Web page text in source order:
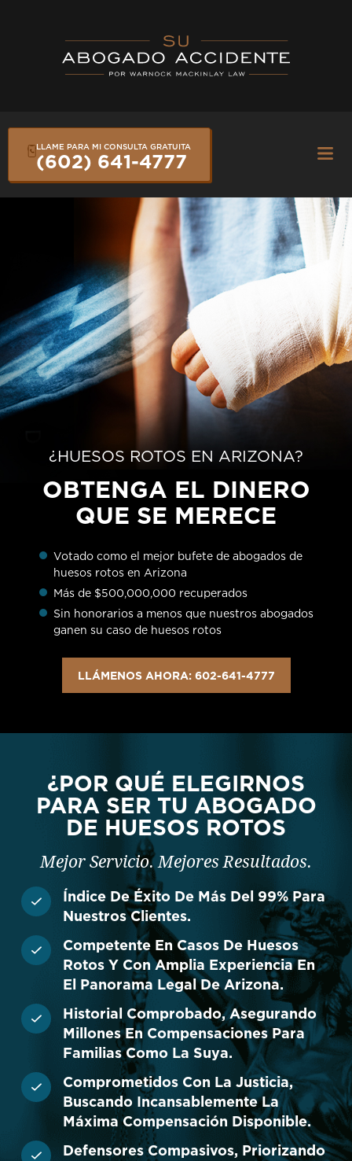
LLAME PARA MI CONSULTA GRATUITA
(602) 641-4777
¿HUESOS ROTOS EN ARIZONA?
OBTENGA EL DINERO
QUE SE MERECE
Votado como el mejor bufete de abogados de
huesos rotos en Arizona
Más de $500,000,000 recuperados
Sin honorarios a menos que nuestros abogados
ganen su caso de huesos rotos
LLÁMENOS AHORA: 602-641-4777
¿POR QUÉ ELEGIRNOS
PARA SER TU ABOGADO
DE HUESOS ROTOS
Mejor Servicio. Mejores Resultados.
Índice De Éxito De Más Del 99% Para
Nuestros Clientes.
Competente En Casos De Huesos
Rotos Y Con Amplia Experiencia En
El Panorama Legal De Arizona.
Historial Comprobado, Asegurando
Millones En Compensaciones Para
Familias Como La Suya.
Comprometidos Con La Justicia,
Buscando Incansablemente La
Máxima Compensación Disponible.
Defensores Compasivos, Priorizando